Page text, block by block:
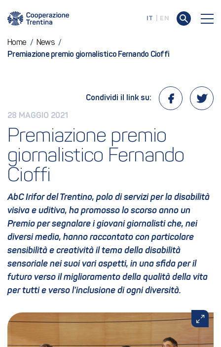
IT EN
Home / News /
Premiazione premio giornalistico Fernando Cioffi
28 MAGGIO 2021
Condividi il link su:
Premiazione premio
giornalistico Fernando
Cioffi
AbC Irifor del Trentino, polo di servizi per la disabilità
visiva e uditiva, ha promosso lo scorso anno un
Premio per segnalare i giovani giornalisti che, nei
diversi media, hanno raccontato con particolare
sensibilità e creatività il tema della disabilità
sensoriale nei suoi vari aspetti, in una sfida per il
futuro verso il miglioramento della qualità della vita
per tutti e verso l’inclusione di ogni diversità.